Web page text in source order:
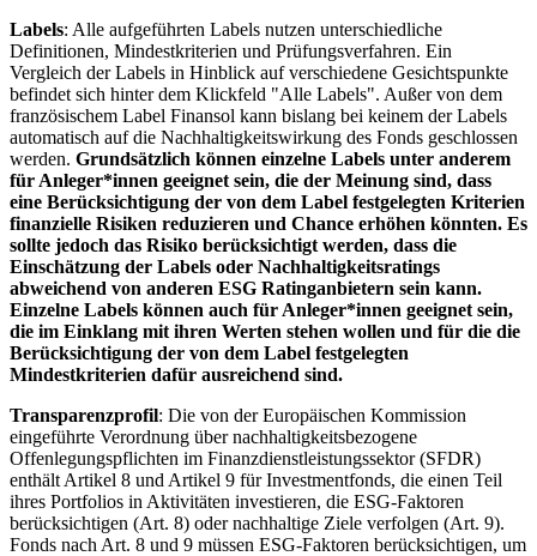
Labels: Alle aufgeführten Labels nutzen unterschiedliche
Definitionen, Mindestkriterien und Prüfungsverfahren. Ein
Vergleich der Labels in Hinblick auf verschiedene Gesichtspunkte
befindet sich hinter dem Klickfeld "Alle Labels". Außer von dem
französischem Label Finansol kann bislang bei keinem der Labels
automatisch auf die Nachhaltigkeitswirkung des Fonds geschlossen
werden. Grundsätzlich können einzelne Labels unter anderem
für Anleger*innen geeignet sein, die der Meinung sind, dass
eine Berücksichtigung der von dem Label festgelegten Kriterien
finanzielle Risiken reduzieren und Chance erhöhen könnten. Es
sollte jedoch das Risiko berücksichtigt werden, dass die
Einschätzung der Labels oder Nachhaltigkeitsratings
abweichend von anderen ESG Ratinganbietern sein kann.
Einzelne Labels können auch für Anleger*innen geeignet sein,
die im Einklang mit ihren Werten stehen wollen und für die die
Berücksichtigung der von dem Label festgelegten
Mindestkriterien dafür ausreichend sind.
Transparenzprofil: Die von der Europäischen Kommission
eingeführte Verordnung über nachhaltigkeitsbezogene
Offenlegungspflichten im Finanzdienstleistungssektor (SFDR)
enthält Artikel 8 und Artikel 9 für Investmentfonds, die einen Teil
ihres Portfolios in Aktivitäten investieren, die ESG-Faktoren
berücksichtigen (Art. 8) oder nachhaltige Ziele verfolgen (Art. 9).
Fonds nach Art. 8 und 9 müssen ESG-Faktoren berücksichtigen, um